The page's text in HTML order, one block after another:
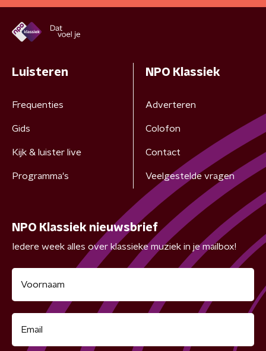
Luisteren
Frequenties
Gids
Kijk & luister live
Programma's
NPO Klassiek
Adverteren
Colofon
Contact
Veelgestelde vragen
NPO Klassiek nieuwsbrief
Iedere week alles over klassieke muziek in je mailbox!